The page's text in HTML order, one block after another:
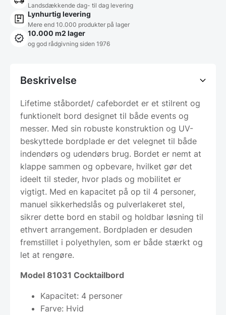
Landsdækkende dag- til dag levering
Lynhurtig levering
Mere end 10.000 produkter på lager
10.000 m2 lager
og god rådgivning siden 1976
Beskrivelse
Lifetime ståbordet/ cafebordet er et stilrent og
funktionelt bord designet til både events og
messer. Med sin robuste konstruktion og UV-
beskyttede bordplade er det velegnet til både
indendørs og udendørs brug. Bordet er nemt at
klappe sammen og opbevare, hvilket gør det
ideelt til steder, hvor plads og mobilitet er
vigtigt. Med en kapacitet på op til 4 personer,
manuel sikkerhedslås og pulverlakeret stel,
sikrer dette bord en stabil og holdbar løsning til
ethvert arrangement. Bordpladen er desuden
fremstillet i polyethylen, som er både stærkt og
let at rengøre.
Model 81031 Cocktailbord
Kapacitet: 4 personer
Farve: Hvid